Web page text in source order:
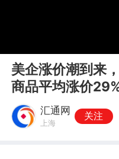
美企涨价潮到来
商品平均涨价
汇通网
上海
关注